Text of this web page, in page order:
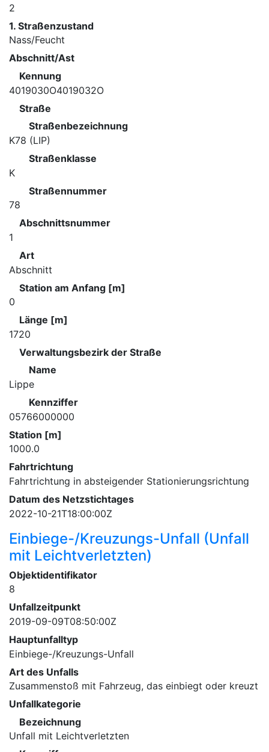
2
1. Straßenzustand
Nass/Feucht
Abschnitt/Ast
Kennung
4019030O4019032O
Straße
Straßenbezeichnung
K78 (LIP)
Straßenklasse
K
Straßennummer
78
Abschnittsnummer
1
Art
Abschnitt
Station am Anfang [m]
0
Länge [m]
1720
Verwaltungsbezirk der Straße
Name
Lippe
Kennziffer
05766000000
Station [m]
1000.0
Fahrtrichtung
Fahrtrichtung in absteigender Stationierungsrichtung
Datum des Netzstichtages
2022-10-21T18:00:00Z
Einbiege-/Kreuzungs-Unfall (Unfall
mit Leichtverletzten)
Objektidentifikator
8
Unfallzeitpunkt
2019-09-09T08:50:00Z
Hauptunfalltyp
Einbiege-/Kreuzungs-Unfall
Art des Unfalls
Zusammenstoß mit Fahrzeug, das einbiegt oder kreuzt
Unfallkategorie
Bezeichnung
Unfall mit Leichtverletzten